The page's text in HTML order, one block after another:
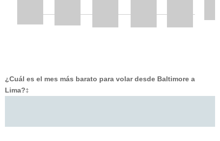
¿Cuál es el mes más barato para volar desde Baltimore a
Lima?‡